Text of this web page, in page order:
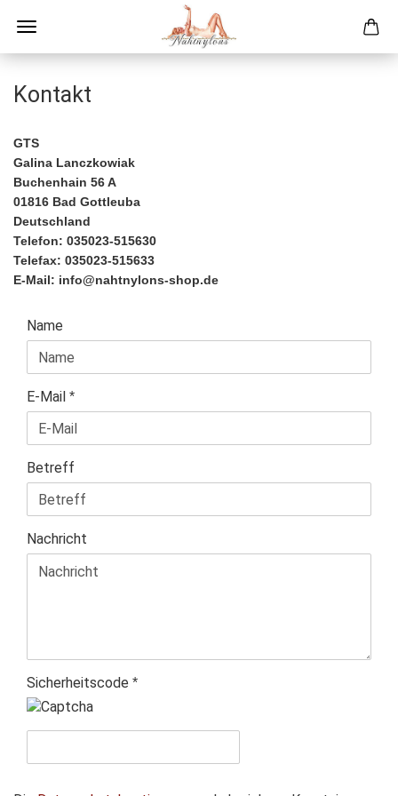
Kontakt
GTS
Galina Lanczkowiak
Buchenhain 56 A
01816 Bad Gottleuba
Deutschland
Telefon: 035023-515630
Telefax: 035023-515633
E-Mail: info@nahtnylons-shop.de
KONTAKT
Name
E-Mail
Betreff
Nachricht
Sicherheitscode